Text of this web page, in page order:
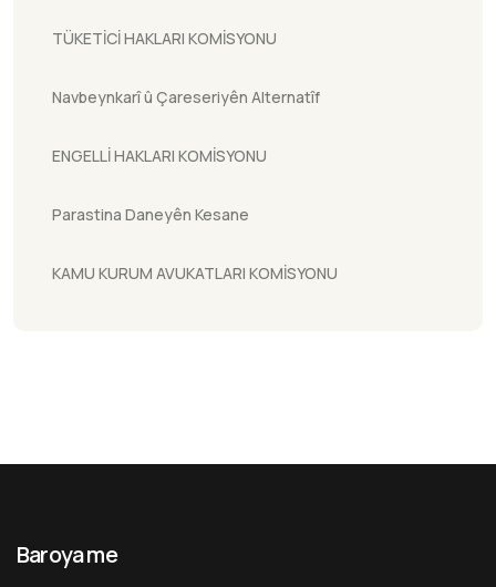
TÜKETİCİ HAKLARI KOMİSYONU
Navbeynkarî û Çareseriyên Alternatîf
ENGELLİ HAKLARI KOMİSYONU
Parastina Daneyên Kesane
KAMU KURUM AVUKATLARI KOMİSYONU
Baroya me